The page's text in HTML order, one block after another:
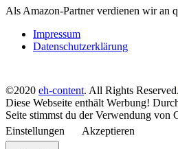
Als Amazon-Partner verdienen wir an
Impressum
Datenschutzerklärung
©2020 eh-content. All Rights Reserved.
Diese Webseite enthält Werbung!
Seite stimmst du der Verwendung von
Einstellungen
Akzeptieren